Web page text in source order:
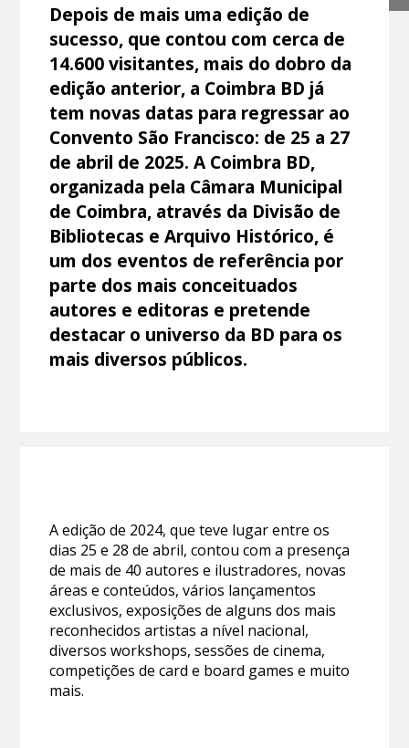
Depois de mais uma edição de
sucesso, que contou com cerca de
14.600 visitantes, mais do dobro da
edição anterior, a Coimbra BD já
tem novas datas para regressar ao
Convento São Francisco: de 25 a 27
de abril de 2025. A Coimbra BD,
organizada pela Câmara Municipal
de Coimbra, através da Divisão de
Bibliotecas e Arquivo Histórico, é
um dos eventos de referência por
parte dos mais conceituados
autores e editoras e pretende
destacar o universo da BD para os
mais diversos públicos.
A edição de 2024, que teve lugar entre os
dias 25 e 28 de abril, contou com a presença
de mais de 40 autores e ilustradores, novas
áreas e conteúdos, vários lançamentos
exclusivos, exposições de alguns dos mais
reconhecidos artistas a nível nacional,
diversos workshops, sessões de cinema,
competições de card e board games e muito
mais.